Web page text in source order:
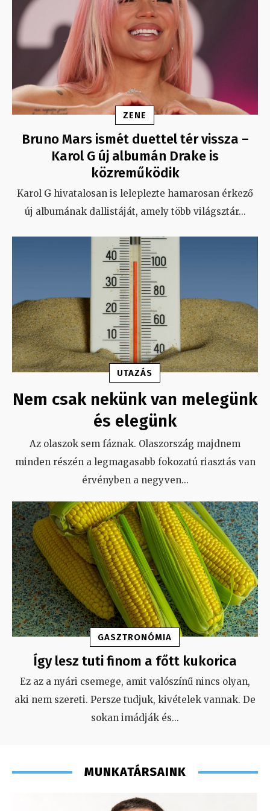
ZENE
Bruno Mars ismét duettel tér vissza –
Karol G új albumán Drake is
közreműködik
Karol G hivatalosan is leleplezte hamarosan érkező
új albumának dallistáját, amely több világsztár...
UTAZÁS
Nem csak nekünk van melegünk
és elegünk
Az olaszok sem fáznak. Olaszország majdnem
minden részén a legmagasabb fokozatú riasztás van
érvényben a negyven...
GASZTRONÓMIA
Így lesz tuti finom a főtt kukorica
Ez az a nyári csemege, amit valószínű nincs olyan,
aki nem szereti. Persze tudjuk, kivételek vannak. De
sokan imádják és...
MUNKATÁRSAINK